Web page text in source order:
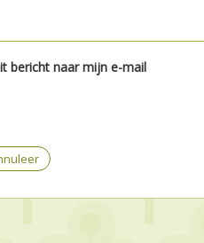
bericht naar mijn e-mail